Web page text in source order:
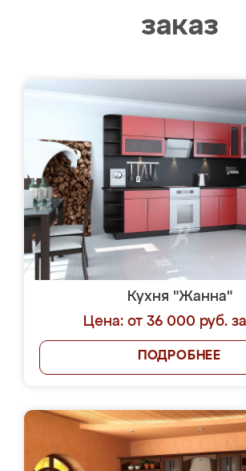
заказ
Кухня "Жанна"
Цена: от 36 000 руб.
ПОДРОБНЕЕ